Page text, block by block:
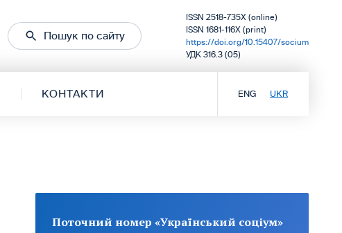
Пошук по сайту
ISSN 2518-735X (online)
ISSN 1681-116X (print)
https://doi.org/10.15407/socium
УДК 316.3 (05)
КОНТАКТИ ENG UKR
Поточний номер «Український соціум»